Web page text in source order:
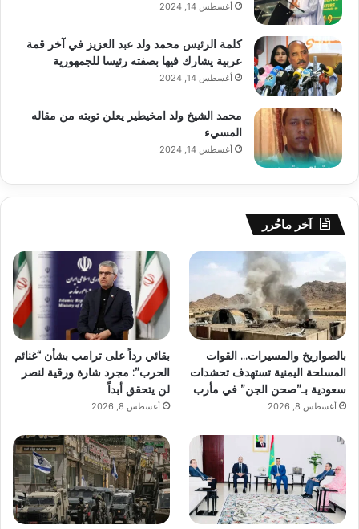
أغسطس 14, 2024
كلمة الرئيس محمد ولد عبد العزيز في آخر قمة
عربية يشارك فيها بصفته رئيسا للجمهورية
أغسطس 14, 2024
محمد الشيخ ولد امخيطير يعلن توبته من مقاله
المسيء
أغسطس 14, 2024
آخر ماحُرر
بالصواريخ والمسيرات… القوات
المسلحة اليمنية تستهدف تحشدات
سعودية بـ”صحن الجن” في مأرب
أغسطس 8, 2026
بقائي رداً على ترامب بشأن “غنائم
الحرب”: مجرد شارة ورقية لنصر
لن يتحقق أبداً
أغسطس 8, 2026